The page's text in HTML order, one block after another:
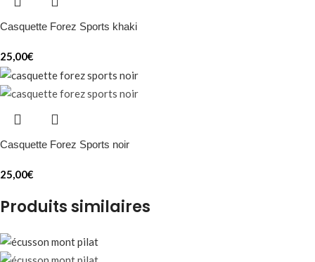
Casquette Forez Sports khaki
25,00€
Casquette Forez Sports noir
25,00€
Produits similaires